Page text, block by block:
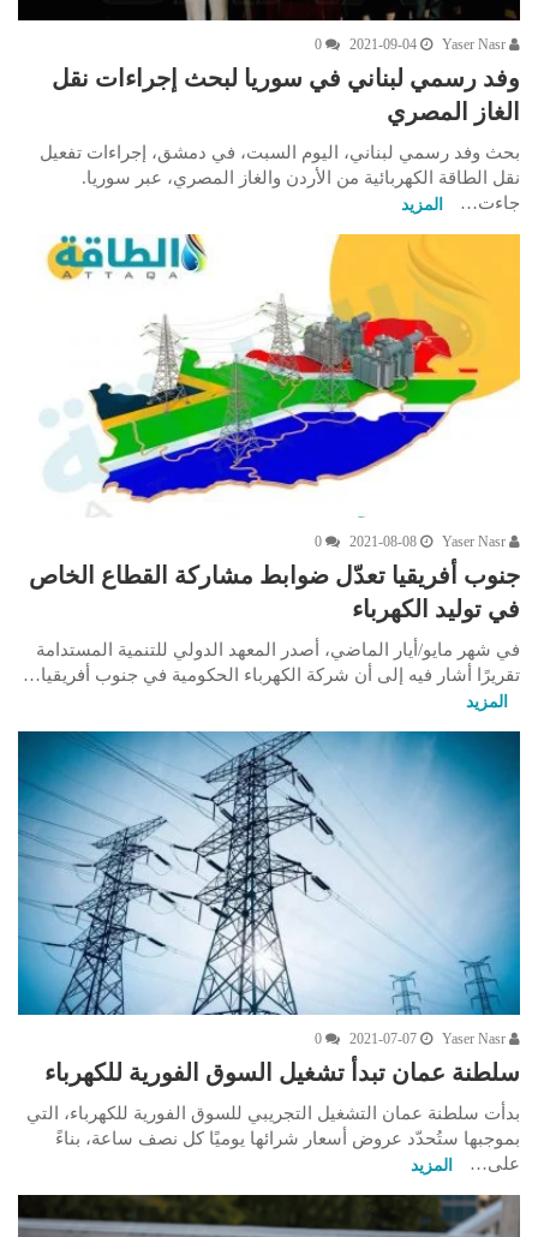
2021-09-04
0
وفد رسمي لبناني في سوريا لبحث إجراءات نقل
الغاز المصري
بحث وفد رسمي لبناني، اليوم السبت، في دمشق، إجراءات تفعيل
نقل الطاقة الكهربائية من الأردن والغاز المصري، عبر سوريا.
جاءت…
المزيد
2021-08-08
0
جنوب أفريقيا تعدّل ضوابط مشاركة القطاع الخاص
في توليد الكهرباء
في شهر مايو/أيار الماضي، أصدر المعهد الدولي للتنمية المستدامة
تقريرًا أشار فيه إلى أن شركة الكهرباء الحكومية في جنوب أفريقيا…
المزيد
2021-07-07
0
سلطنة عمان تبدأ تشغيل السوق الفورية للكهرباء
بدأت سلطنة عمان التشغيل التجريبي للسوق الفورية للكهرباء، التي
بموجبها ستُحدّد عروض أسعار شرائها يوميًا كل نصف ساعة، بناءً
على…
المزيد